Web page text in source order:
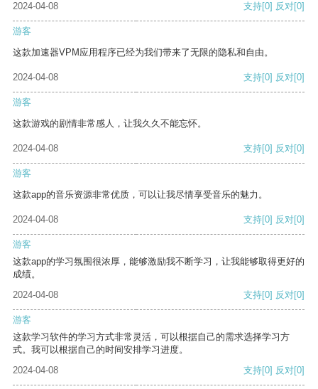
2024-04-08
支持[0] 反对[0]
游客
这款加速器VPM应用程序已经为我们带来了无限的隐私和自由。
2024-04-08 支持[0] 反对[0]
游客
这款游戏的剧情非常感人，让我久久不能忘怀。
2024-04-08 支持[0] 反对[0]
游客
这款app的音乐资源非常优质，可以让我尽情享受音乐的魅力。
2024-04-08 支持[0] 反对[0]
游客
这款app的学习氛围很浓厚，能够激励我不断学习，让我能够取得更好的
成绩。
2024-04-08
支持[0] 反对[0]
游客
这款学习软件的学习方式非常灵活，可以根据自己的需求选择学习方
式。我可以根据自己的时间安排学习进度。
2024-04-08
支持[0] 反对[0]